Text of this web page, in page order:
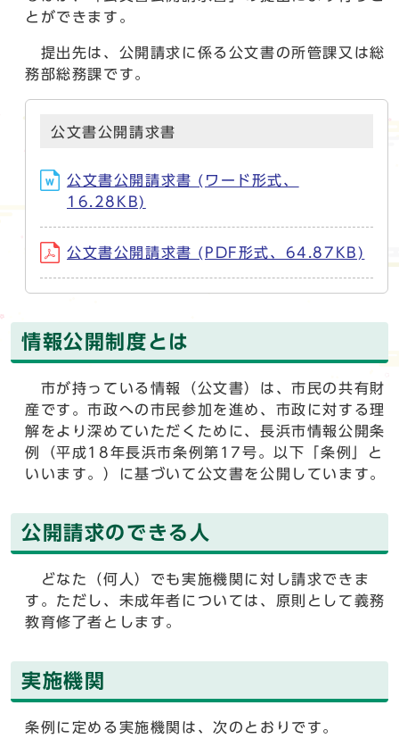
とができます。
提出先は、公開請求に係る公文書の所管課又は総
務部総務課です。
公文書公開請求書
公文書公開請求書 (ワード形式、
16.28KB)
公文書公開請求書 (PDF形式、64.87KB)
情報公開制度とは
市が持っている情報（公文書）は、市民の共有財
産です。市政への市民参加を進め、市政に対する理
解をより深めていただくために、長浜市情報公開条
例（平成18年長浜市条例第17号。以下「条例」と
いいます。）に基づいて公文書を公開しています。
公開請求のできる人
どなた（何人）でも実施機関に対し請求できま
す。ただし、未成年者については、原則として義務
教育修了者とします。
実施機関
条例に定める実施機関は、次のとおりです。